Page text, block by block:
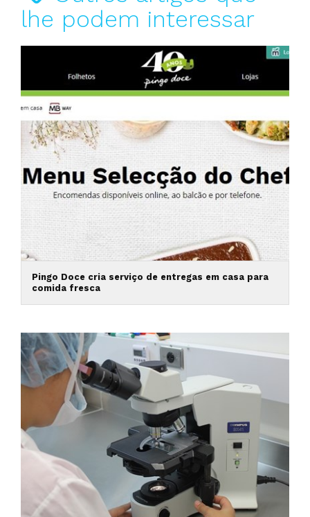
lhe podem interessar
Pingo Doce cria serviço de entregas em casa para
comida fresca